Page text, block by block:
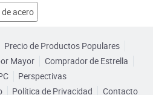
acero
para plástico
Precio de Productos Populares
Mayor
Comprador de Estrella
Perspectivas
Política de Privacidad Contacto